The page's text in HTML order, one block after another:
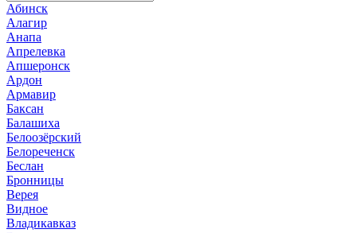
Абинск
Алагир
Анапа
Апрелевка
Апшеронск
Ардон
Армавир
Баксан
Балашиха
Белоозёрский
Белореченск
Беслан
Бронницы
Верея
Видное
Владикавказ